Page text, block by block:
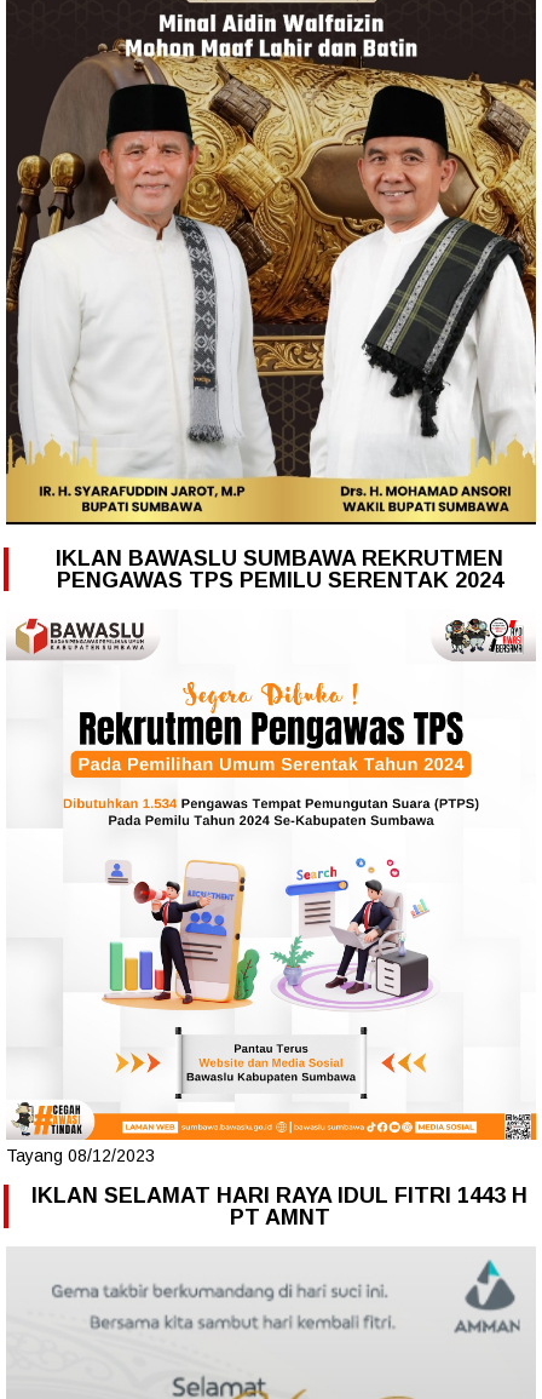
IKLAN BAWASLU SUMBAWA REKRUTMEN
PENGAWAS TPS PEMILU SERENTAK 2024
Tayang 08/12/2023
IKLAN SELAMAT HARI RAYA IDUL FITRI 1443 H
PT AMNT